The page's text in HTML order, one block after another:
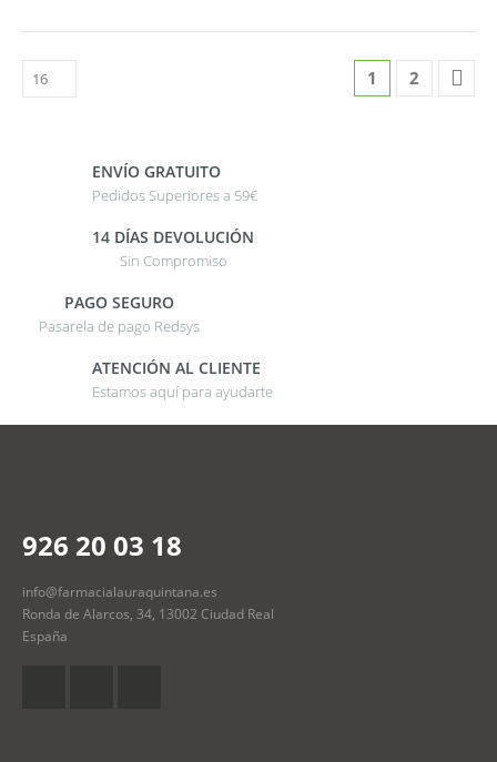
1 2
ENVÍO GRATUITO
Pedidos Superiores a 59€
14 DÍAS DEVOLUCIÓN
Sin Compromiso
PAGO SEGURO
Pasarela de pago Redsys
ATENCIÓN AL CLIENTE
Estamos aquí para ayudarte
926 20 03 18
info@farmacialauraquintana.es
Ronda de Alarcos, 34, 13002 Ciudad Real
España